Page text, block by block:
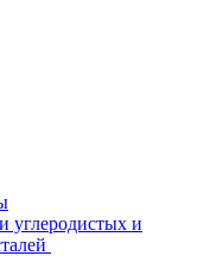
углеродистых и